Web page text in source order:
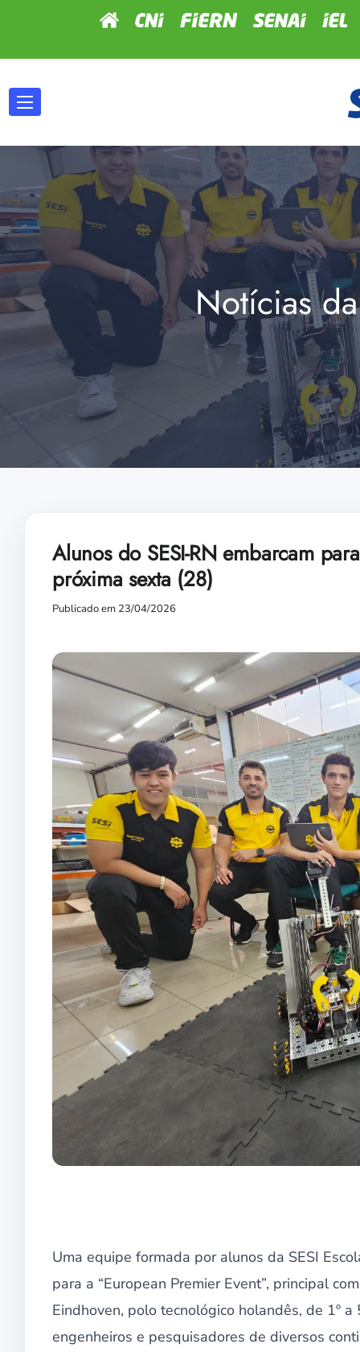
Notícias
Alunos do SESI-RN embarcam
próxima sexta (28)
Publicado em 23/04/2026
Uma equipe formada por alunos da SESI
para a “European Premier Event”, principal
Eindhoven, polo tecnológico holandês, de 1º
engenheiros e pesquisadores de diversos